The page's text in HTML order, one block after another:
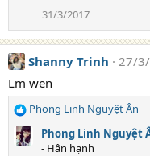
i
o
n
s
:
31/3/2017
Shanny Trinh
27/
Lm wen
R
e
a
Phong Linh Nguyệt Ân
Phong Linh Nguyệt
- Hân hạnh